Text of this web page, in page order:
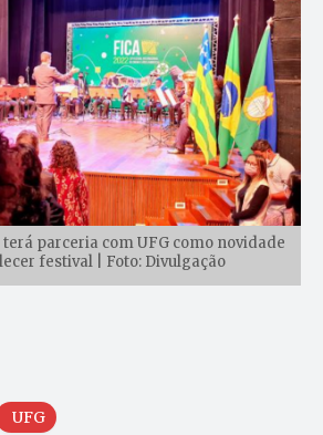
terá parceria com UFG como novidade
festival | Foto: Divulgação
UFG